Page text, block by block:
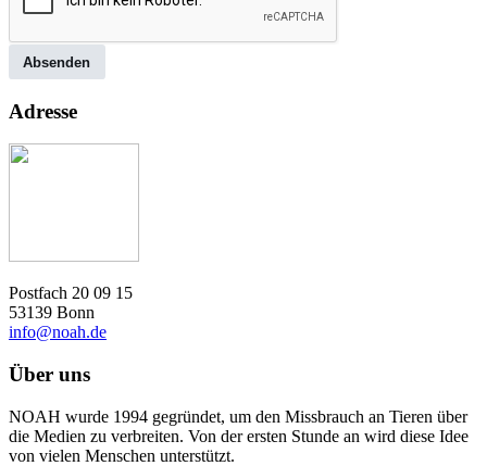
Absenden
Adresse
Postfach 20 09 15
53139 Bonn
info@noah.de
Über uns
NOAH wurde 1994 gegründet, um den Missbrauch an Tieren über
die Medien zu verbreiten. Von der ersten Stunde an wird diese Idee
von vielen Menschen unterstützt.